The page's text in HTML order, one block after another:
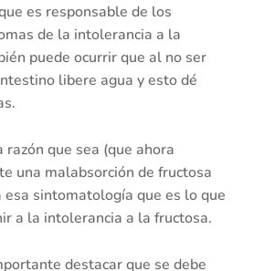
es responsable de los
de la intolerancia a la
puede ocurrir que al no ser
libere agua y esto dé
razón que sea (que ahora
una malabsorción de fructosa
esa sintomatología que es lo que
a la intolerancia a la fructosa.
destacar que se debe